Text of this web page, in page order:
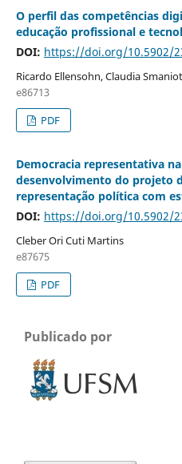
O perfil das competências
educação profissional e
DOI: https://doi.org/10.5902/
Ricardo Ellensohn, Claudia
e86713
PDF
Democracia representativa
desenvolvimento do projeto
representação política com
DOI: https://doi.org/10.5902/
Cleber Ori Cuti Martins
e87675
PDF
Publicado por